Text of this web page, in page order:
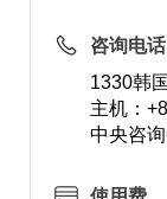
咨询电话
1330韩
主机：
中央咨